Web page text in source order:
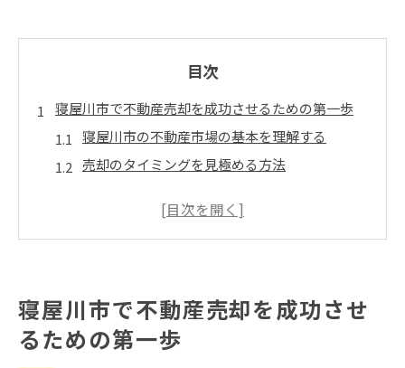
目次
寝屋川市で不動産売却を成功させるための第一歩
寝屋川市の不動産市場の基本を理解する
売却のタイミングを見極める方法
信頼できる不動産屋の選び方とは
高価格で売却するために知っておきたい寝屋川市の
市場動向
最新の寝屋川市不動産市場の動き
寝屋川市で不動産売却を成功させ
るための第一歩